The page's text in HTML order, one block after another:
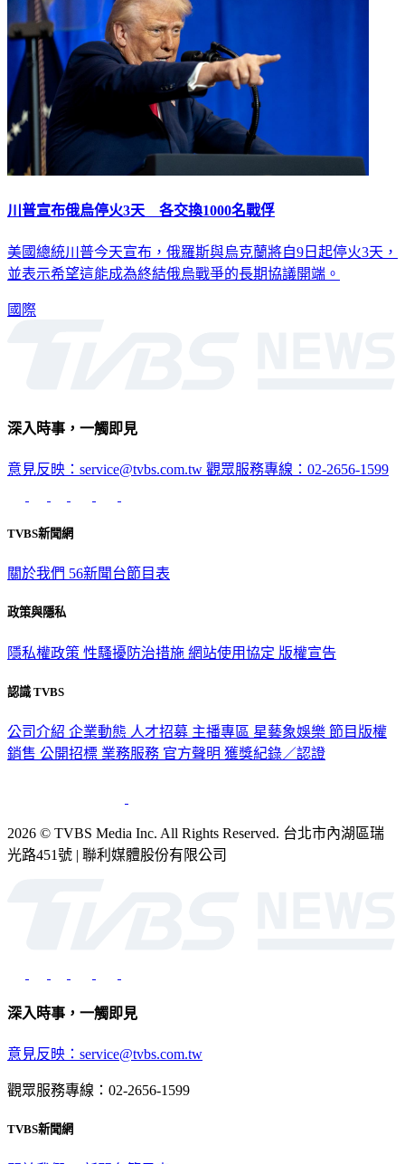
川普宣布俄烏停火3天 各交換1000名戰俘
美國總統川普今天宣布，俄羅斯與烏克蘭將自9日起停火3天，
並表示希望這能成為終結俄烏戰爭的長期協議開端。
國際
深入時事，一觸即見
意見反映：service@tvbs.com.tw 觀眾服務專線：02-2656-1599
TVBS新聞網
關於我們 56新聞台節目表
政策與隱私
隱私權政策 性騷擾防治措施 網站使用協定 版權宣告
認識 TVBS
公司介紹 企業動態 人才招募 主播專區 星藝象娛樂 節目版權
銷售 公開招標 業務服務 官方聲明 獲獎紀錄／認證
2026 © TVBS Media Inc. All Rights Reserved. 台北市內湖區瑞
光路451號 | 聯利媒體股份有限公司
深入時事，一觸即見
意見反映：service@tvbs.com.tw
觀眾服務專線：02-2656-1599
TVBS新聞網